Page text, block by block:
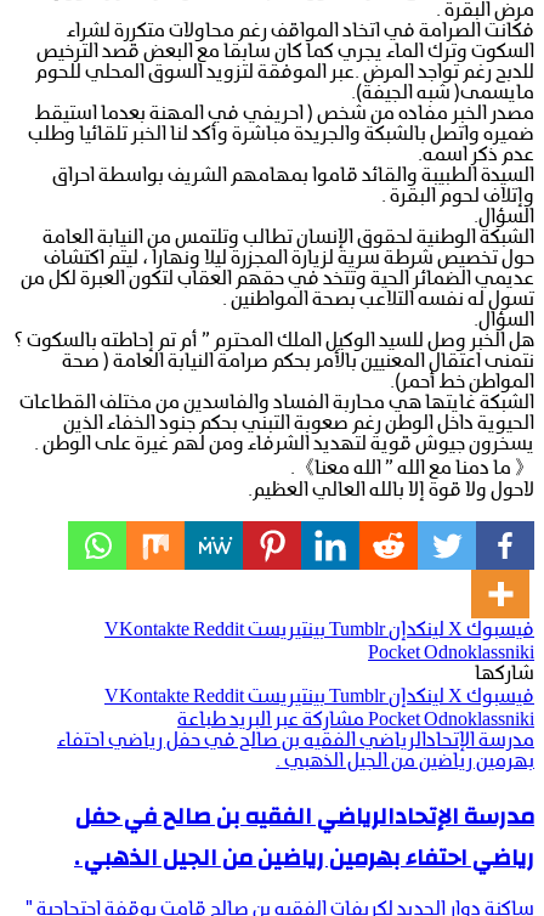
مرض البقرة .
فكانت الصرامة في اتخاد المواقف رغم محاولات متكررة لشراء
السكوت وترك الماء يجري كما كان سابقا مع البعض قصد الترخيص
للدبح رغم تواجد المرض .عبر الموفقة لتزويد السوق المحلي للحوم
مايسمى( شبه الجيفة).
مصدر الخبر مفاده من شخص ( احريفي في المهنة بعدما استيقط
ضميره واتصل بالشبكة والجريدة مباشرة وأكد لنا الخبر تلقائيا وطلب
عدم ذكر اسمه.
السيدة الطبيبة والقائد قاموا بمهامهم الشريف بواسطة احراق
وإتلاف لحوم البقرة .
السؤال.
الشبكة الوطنية لحقوق الإنسان تطالب وتلتمس من النيابة العامة
حول تخصيص شرطة سرية لزيارة المجزرة ليلا ونهارا ، ليتم اكتشاف
عديمي الضمائر الحية وتتخد في حقهم العقاب لتكون العبرة لكل من
تسول له نفسه التلاعب بصحة المواطنين .
السؤال.
هل الخبر وصل للسيد الوكيل الملك المحترم ” أم تم إحاطته بالسكوت ؟
نتمنى اعتقال المعنيين بالأمر بحكم صرامة النيابة العامة ( صحة
المواطن خط أحمر).
الشبكة غايتها هي محاربة الفساد والفاسدين من مختلف القطاعات
الحيوية داخل الوطن رغم صعوبة التبني بحكم جنود الخفاء الذين
يسخرون جيوش قوية لتهديد الشرفاء ومن لهم غيرة على الوطن .
《 ما دمنا مع الله ” الله معنا》.
لاحول ولا قوة إلا بالله العالي العظيم.
فيسبوك‫X لينكدإن بينتيريست
Odnoklassniki
‫Pocket
شاركها
فيسبوك‫X لينكدإن بينتيريست
Odnoklassniki
‫Pocket مشاركة عبر البريدطباعة
مدرسة الإتحادالرياضي الفقيه بن صالح في حفل رياضي احتفاء
بهرمين رياضين من الجيل الذهبي .
مدرسة الإتحادالرياضي الفقيه بن صالح في حفل
رياضي احتفاء بهرمين رياضين من الجيل الذهبي .
ساكنة دوار الجديد لكريفات الفقيه بن صالح قامت بوقفة احتجاجية "